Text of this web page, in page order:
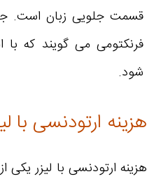
قسمت جلویی زبان است.
فرنکتومی می گویند که با
شود.
هزینه ارتودنسی با
هزینه ارتودنسی با لیزر